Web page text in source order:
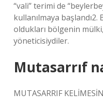
“vali” terimi de
kullanılmaya
oldukları bölgenin
yöneticisiydiler.
Mutasarrıf
MUTASARRIF